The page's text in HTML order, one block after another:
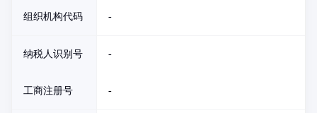
组织机构代码 -
纳税人识别号 -
工商注册号 -